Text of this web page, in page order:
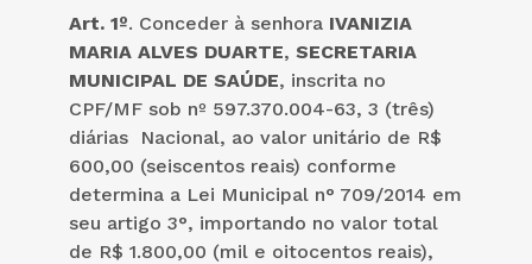
Art. 1º. Conceder à senhora IVANIZIA
MARIA ALVES DUARTE, SECRETARIA
MUNICIPAL DE SAÚDE, inscrita no
CPF/MF sob nº 597.370.004-63, 3 (três)
diárias Nacional, ao valor unitário de R$
600,00 (seiscentos reais) conforme
determina a Lei Municipal n° 709/2014 em
seu artigo 3°, importando no valor total
de R$ 1.800,00 (mil e oitocentos reais),